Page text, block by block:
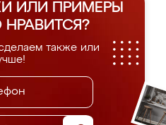
ИЛИ ПРИМЕРЫ
НРАВИТСЯ?
также или